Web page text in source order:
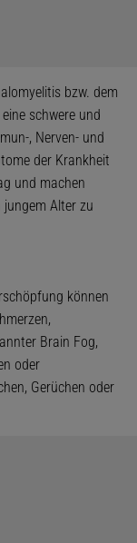
bzw. dem
eine schwere und
, Nerven- und
der Krankheit
und machen
jungem Alter zu
können
Brain Fog,
oder
Gerüchen oder